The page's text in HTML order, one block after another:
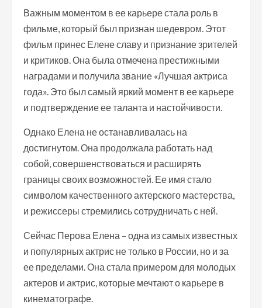
Важным моментом в ее карьере стала роль в
фильме, который был признан шедевром. Этот
фильм принес Елене славу и признание зрителей
и критиков. Она была отмечена престижными
наградами и получила звание «Лучшая актриса
года». Это был самый яркий момент в ее карьере
и подтверждение ее таланта и настойчивости.
Однако Елена не останавливалась на
достигнутом. Она продолжала работать над
собой, совершенствоваться и расширять
границы своих возможностей. Ее имя стало
символом качественного актерского мастерства,
и режиссеры стремились сотрудничать с ней.
Сейчас Перова Елена – одна из самых известных
и популярных актрис не только в России, но и за
ее пределами. Она стала примером для молодых
актеров и актрис, которые мечтают о карьере в
кинематографе.